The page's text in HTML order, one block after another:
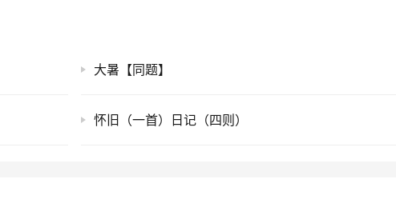
大暑【同题】
怀旧（一首）日记（四则）